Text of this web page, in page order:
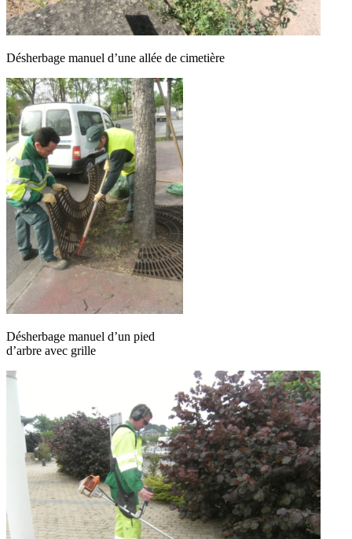
Désherbage manuel d’une allée de cimetière
Désherbage manuel d’un pied
d’arbre avec grille